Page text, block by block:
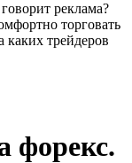
реклама?
торговать
каких трейдеров
форекс.